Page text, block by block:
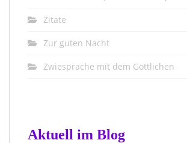
Zitate
Zur guten Nacht
Zwiesprache mit dem Göttlichen
Aktuell im Blog